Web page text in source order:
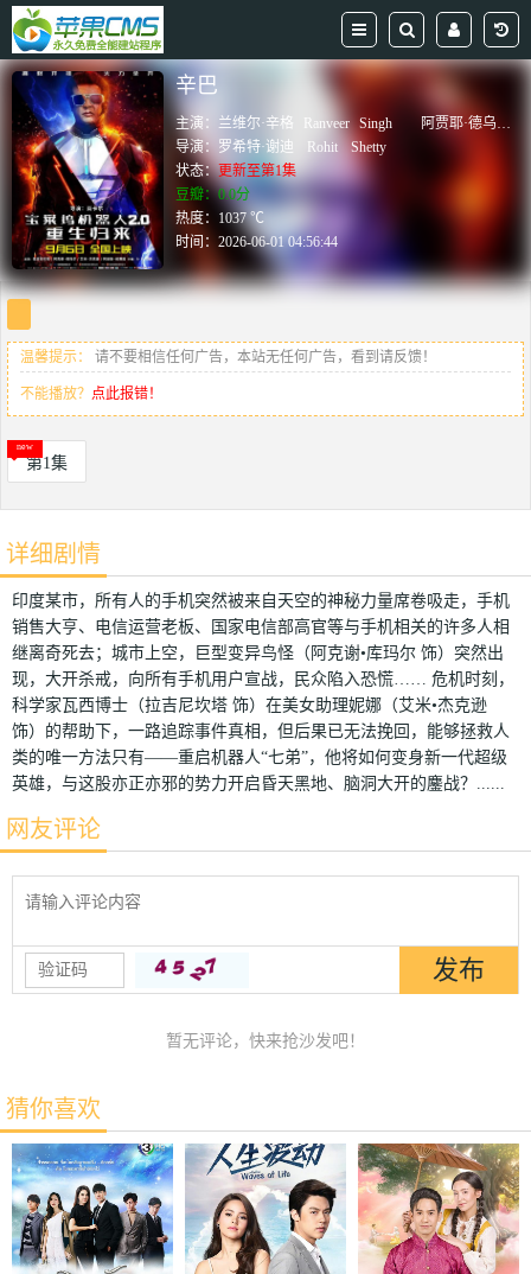
辛巴
主演： 兰维尔·辛格 Ranveer Singh 阿贾耶·德乌干
导演： 罗希特·谢迪 Rohit
Shetty
状态：更新至第1集
豆瓣：0.0分
热度：1037 ℃
时间：2026-06-01 04:56:44
温馨提示： 请不要相信任何广告，本站无任何广告，看到请反馈！
不能播放？ 点此报错！
第1集
详细剧情
印度某市，所有人的手机突然被来自天空的神秘力量席卷吸走，手机
销售大亨、电信运营老板、国家电信部高官等与手机相关的许多人相
继离奇死去；城市上空，巨型变异鸟怪（阿克谢•库玛尔 饰）突然出
现，大开杀戒，向所有手机用户宣战，民众陷入恐慌…… 危机时刻，
科学家瓦西博士（拉吉尼坎塔 饰）在美女助理妮娜（艾米•杰克逊
饰）的帮助下，一路追踪事件真相，但后果已无法挽回，能够拯救人
类的唯一方法只有——重启机器人“七弟”，他将如何变身新一代超级
英雄，与这股亦正亦邪的势力开启昏天黑地、脑洞大开的鏖战？......
网友评论
暂无评论，快来抢沙发吧！
猜你喜欢